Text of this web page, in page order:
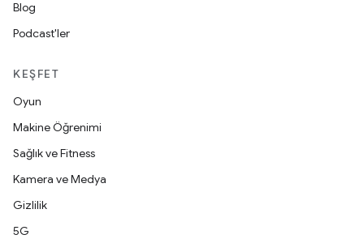
Blog
Podcast'ler
KEŞFET
Oyun
Makine Öğrenimi
Sağlık ve Fitness
Kamera ve Medya
Gizlilik
5G